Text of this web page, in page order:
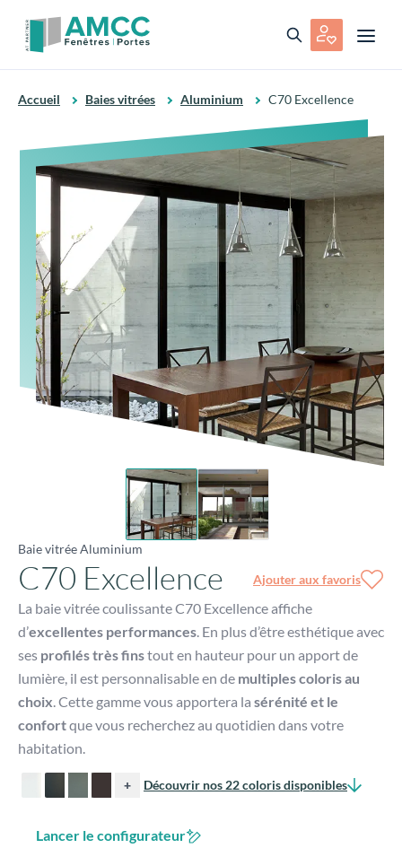
Accueil Baies vitrées Aluminium C70 Excellence
Baie vitrée Aluminium
C70 Excellence Ajouter aux favoris
La baie vitrée coulissante C70 Excellence affiche
d’excellentes performances. En plus d’être esthétique avec
ses profilés très finstout en hauteur pour un apport de
lumière, il est personnalisable en de multiples coloris au
choix. Cette gamme vous apportera la sérénité et le
confortque vous recherchez au quotidien dans votre
habitation.
+ Découvrir nos 22 coloris disponibles
Lancer le configurateur